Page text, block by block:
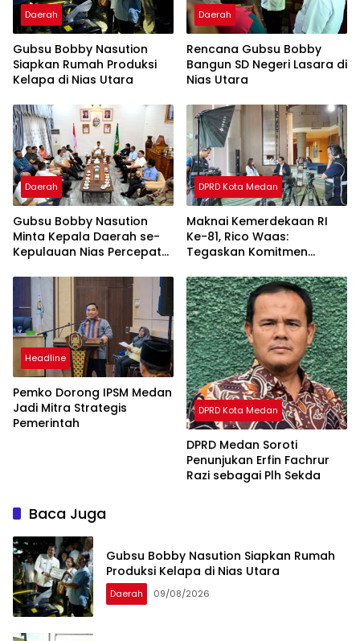
Daerah
Gubsu Bobby Nasution
Siapkan Rumah Produksi
Kelapa di Nias Utara
Daerah
Rencana Gubsu Bobby
Bangun SD Negeri Lasara di
Nias Utara
Daerah
Gubsu Bobby Nasution
Minta Kepala Daerah se-
Kepulauan Nias Percepat
DPRD Kota Medan
Maknai Kemerdekaan RI
Ke-81, Rico Waas:
Tegaskan Komitmen
Headline
Pemko Dorong IPSM Medan
Jadi Mitra Strategis
Pemerintah
DPRD Kota Medan
DPRD Medan Soroti
Penunjukan Erfin Fachrur
Razi sebagai Plh Sekda
Baca Juga
Gubsu Bobby Nasution Siapkan Rumah
Produksi Kelapa di Nias Utara
Daerah 09/08/2026